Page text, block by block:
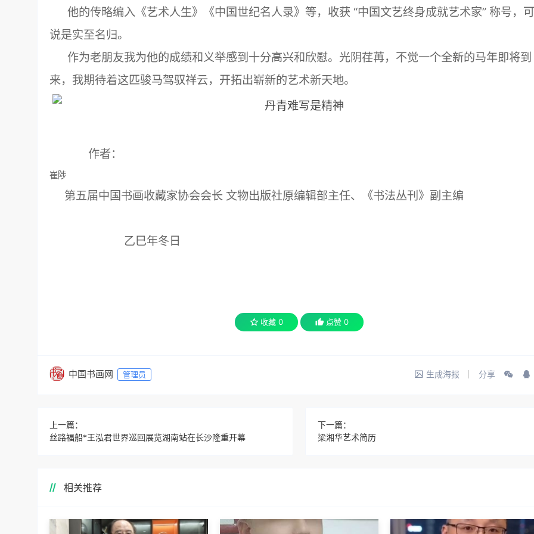
他的传略编入《艺术人生》《中国世纪名人录》等，收获 “中国文艺终身成就艺术家” 称号，
说是实至名归。
作为老朋友我为他的成绩和义举感到十分高兴和欣慰。光阴荏苒，不觉一个全新的马年即将到
来，我期待着这匹骏马驾驭祥云，开拓出崭新的艺术新天地。
作者：
崔陟
第五届中国书画收藏家协会会长 文物出版社原编辑部主任、《书法丛刊》副主编
乙巳年冬日
收藏 0 点赞 0
中国书画网 管理员 生成海报 分享
上一篇：
丝路福船*王泓君世界巡回展览湖南站在长沙隆重开幕
下一篇：
梁湘华艺术简历
相关推荐